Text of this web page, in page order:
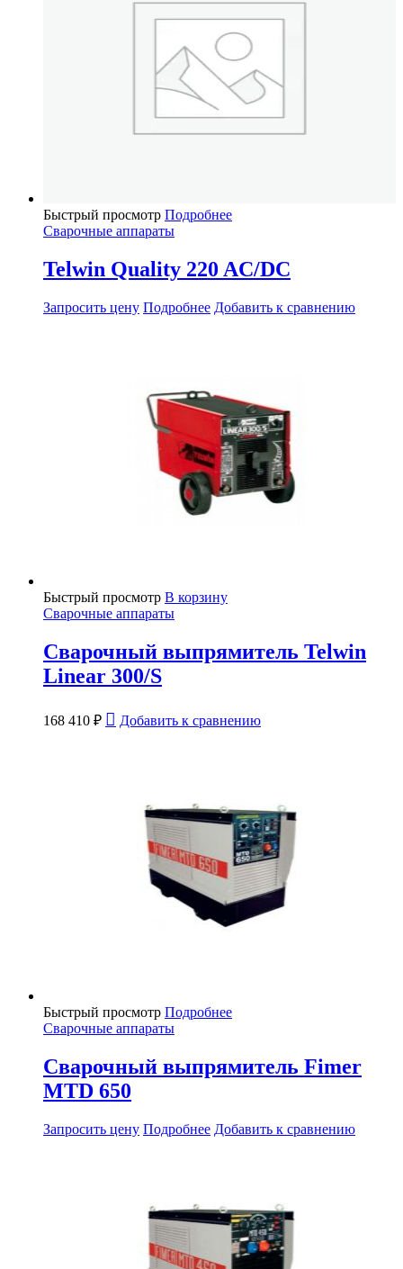
Быстрый просмотр Подробнее
Сварочные аппараты
Telwin Quality 220 AC/DC
Запросить цену Подробнее Добавить к сравнению
Быстрый просмотр В корзину
Сварочные аппараты
Сварочный выпрямитель Telwin
Linear 300/S
168 410 ₽ Добавить к сравнению
Быстрый просмотр Подробнее
Сварочные аппараты
Сварочный выпрямитель Fimer
MTD 650
Запросить цену Подробнее Добавить к сравнению